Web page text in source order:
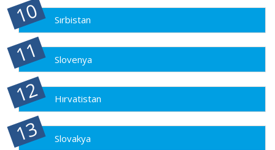
Sırbistan
Slovenya
Hırvatistan
Slovakya